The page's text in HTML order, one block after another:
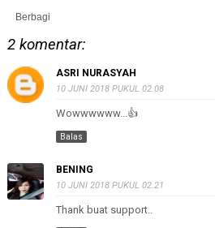
Berbagi
2 komentar:
ASRI NURASYAH
10 JUNI 2018 PUKUL 02.08
Wowwwwww...👍
Balas
BENING
10 JUNI 2018 PUKUL 02.21
Thank buat support..